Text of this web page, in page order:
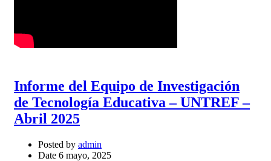
Informe del Equipo de Investigación
de Tecnología Educativa – UNTREF –
Abril 2025
Posted by admin
Date 6 mayo, 2025